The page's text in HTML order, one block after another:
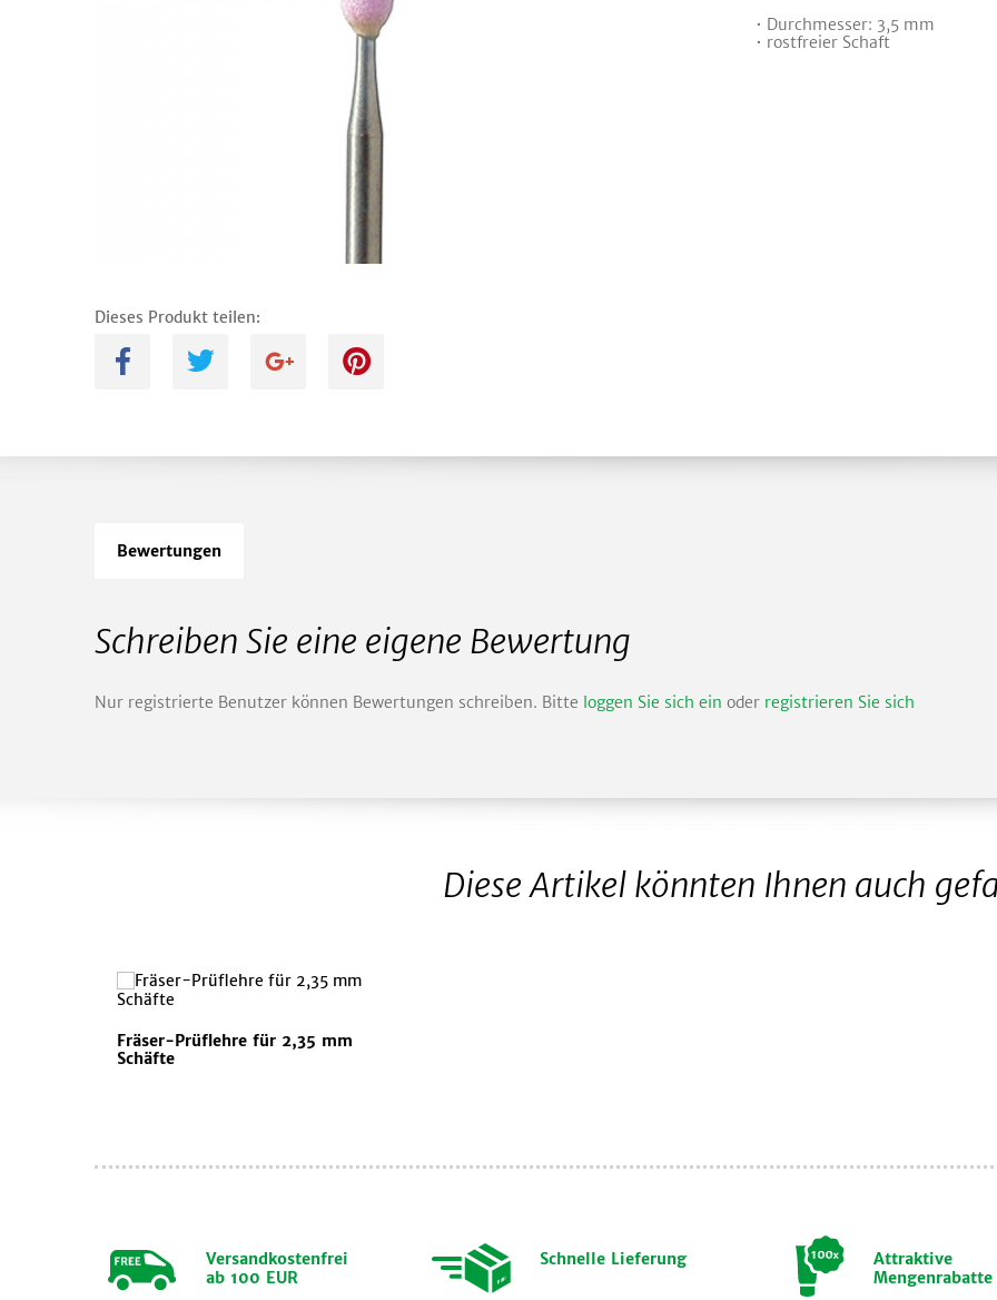
Dieses Produkt teilen:
A B C D
• Durchmesser: 3,5 mm
• rostfreier Schaft
Bewertungen
Schreiben Sie eine eigene Bewertung
Nur registrierte Benutzer können Bewertungen schreiben. Bitte loggen Sie sich ein oder registrieren Sie sich
Diese Artikel könnten Ihnen auch
Fräser-Prüflehre für 2,35 mm
Schäfte
Versandkostenfrei
ab 100 EUR
Schnelle Lieferung
Attraktive
Mengenrabatte